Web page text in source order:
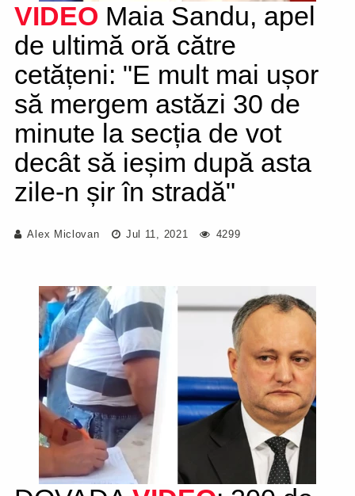
VIDEO Maia Sandu, apel
de ultimă oră către
cetățeni: "E mult mai ușor
să mergem astăzi 30 de
minute la secția de vot
decât să ieșim după asta
zile-n șir în stradă"
Alex Miclovan Jul 11, 2021 4299